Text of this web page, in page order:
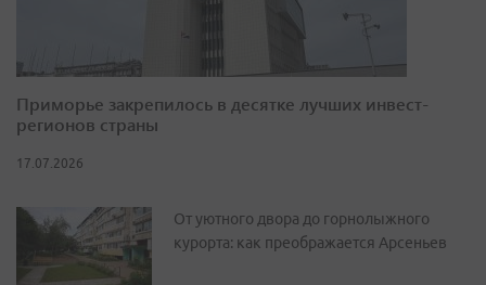
Приморье закрепилось в десятке лучших инвест-
регионов страны
17.07.2026
От уютного двора до горнолыжного
курорта: как преображается Арсеньев